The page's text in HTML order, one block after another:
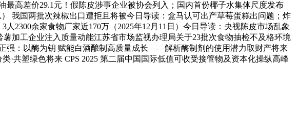
高差价29.1元！假陈皮涉事企业被协会列入；国内首份椰子水集体尺度发布
我国两批次辣椒出口遭拒且将被今日导读：盒马认可出产草莓蛋糕出问题；炸
2300余家食物厂家近170万（2025年12月11日）今日导读：央视陈皮市场乱象
加工企业注入质量动能江苏省市场监视办理局关于23批次食物抽检不及格环境
强：以酶为钥 赋能白酒酿制高质量成长——解析酶制剂的使用潜力取财产将来
·共塑绿色将来 CPS 2025 第二届中国国际低值可收受接管物及资本化操纵高峰